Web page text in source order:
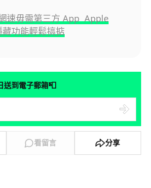
速毋需第三方 App Apple
功能輕鬆搞掂
送到電子郵箱📮
看留言 分享